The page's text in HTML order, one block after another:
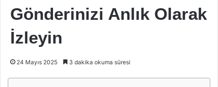
Gönderinizi Anlık Olarak
İzleyin
24 Mayıs 2025 3 dakika okuma süresi